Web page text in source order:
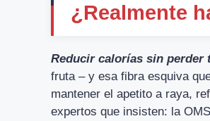
¿Realmente
Reducir calorías sin perder
fruta – y esa fibra esquiva
mantener el apetito a raya,
expertos que insisten: la